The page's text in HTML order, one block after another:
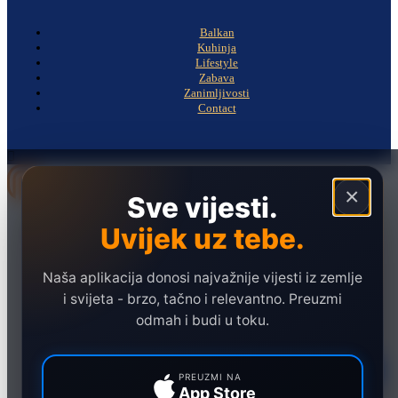
Balkan
Kuhinja
Lifestyle
Zabava
Zanimljivosti
Contact
×
Sve vijesti.
Uvijek uz tebe.
Naša aplikacija donosi najvažnije vijesti iz zemlje
i svijeta - brzo, tačno i relevantno. Preuzmi
odmah i budi u toku.
PREUZMI NA
App Store
Društvo
Hronika
Sport